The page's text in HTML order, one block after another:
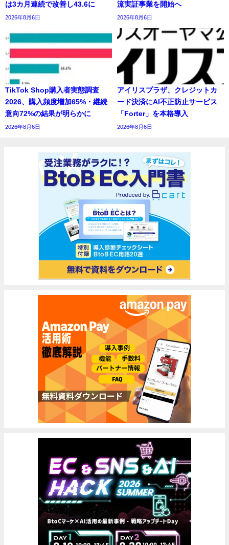
は3カ月連続で改善し43.6に
2026年8月6日
流実証事業を開始へ
2026年8月6日
TikTok Shop購入者実態調査
2026、購入頻度増加65%・継続
意向72%の結果が明らかに
2026年8月6日
アイリスプラザ、クレジットカ
ード決済にAI不正防止サービス
「Forter」を本格導入
2026年8月6日